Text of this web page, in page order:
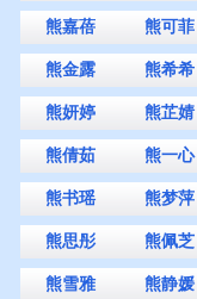
熊嘉蓓 熊可菲
熊金露 熊希希
熊妍婷 熊芷婧
熊倩茹 熊一心
熊书瑶 熊梦萍
熊思彤 熊佩芝
熊雪雅 熊静媛